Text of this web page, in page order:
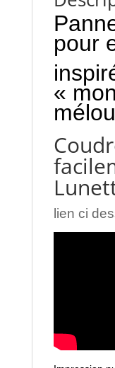
pour
«
lien ci